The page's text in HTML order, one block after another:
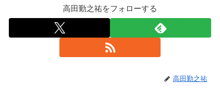
高田勤之祐をフォローする
高田勤之祐